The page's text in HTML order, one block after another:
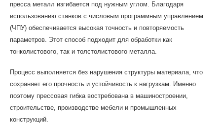
пресса металл изгибается под нужным углом. Благодаря
использованию станков с числовым программным управлением
(ЧПУ) обеспечивается высокая точность и повторяемость
параметров. Этот способ подходит для обработки как
тонколистового, так и толстолистового металла.
Процесс выполняется без нарушения структуры материала, что
сохраняет его прочность и устойчивость к нагрузкам. Именно
поэтому прессовая гибка востребована в машиностроении,
строительстве, производстве мебели и промышленных
конструкций.